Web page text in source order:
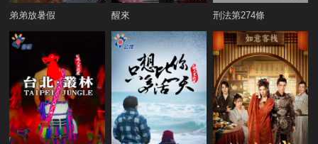
弟弟放暑假 醒來 刑法第274條